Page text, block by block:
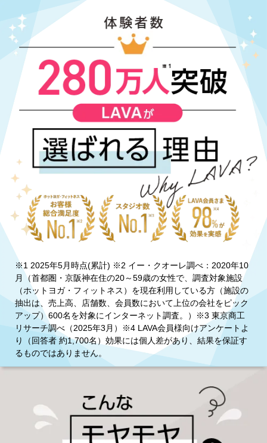
※1 2025年5月時点(累計) ※2 イー・クオーレ調べ：2020年10
月（首都圏・京阪神在住の20～59歳の女性で、調査対象施設
（ホットヨガ・フィットネス）を現在利用している方（施設の
抽出は、売上高、店舗数、会員数において上位の会社をピック
アップ）600名を対象にインターネット調査。）※3 東京商工
リサーチ調べ（2025年3月）※4 LAVA会員様向けアンケートよ
り（回答者 約1,700名）効果には個人差があり、結果を保証す
るものではありません。